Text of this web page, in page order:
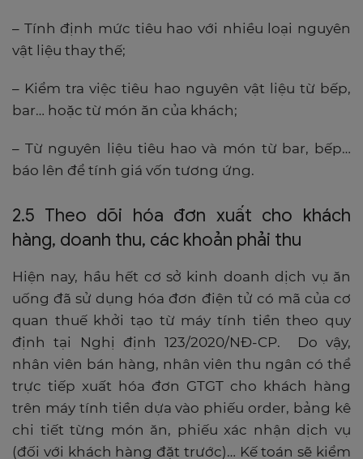
– Tính định mức tiêu hao với nhiều loại nguyên
vật liệu thay thế;
– Kiểm tra việc tiêu hao nguyên vật liệu từ bếp,
bar… hoặc từ món ăn của khách;
– Từ nguyên liệu tiêu hao và món từ bar, bếp…
báo lên để tính giá vốn tương ứng.
2.5 Theo dõi hóa đơn xuất cho khách
hàng, doanh thu, các khoản phải thu
Hiện nay, hầu hết cơ sở kinh doanh dịch vụ ăn
uống đã sử dụng hóa đơn điện tử có mã của cơ
quan thuế khởi tạo từ máy tính tiền theo quy
định tại Nghị định 123/2020/NĐ-CP. Do vậy,
nhân viên bán hàng, nhân viên thu ngân có thể
trực tiếp xuất hóa đơn GTGT cho khách hàng
trên máy tính tiền dựa vào phiếu order, bảng kê
chi tiết từng món ăn, phiếu xác nhận dịch vụ
(đối với khách hàng đặt trước)… Kế toán sẽ kiểm